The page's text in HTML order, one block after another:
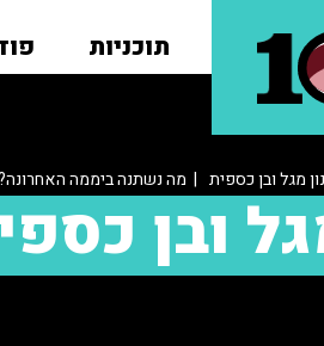
תוכניות
מגל ובן כספית | מה נשתנה ביממה
ובן